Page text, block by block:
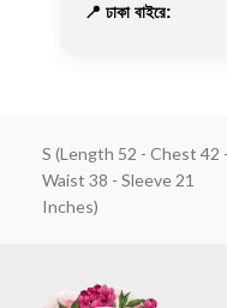
📍 ঢাকা বাইরে:
S (Length 52 - Chest 42 -
Waist 38 - Sleeve 21
Inches)